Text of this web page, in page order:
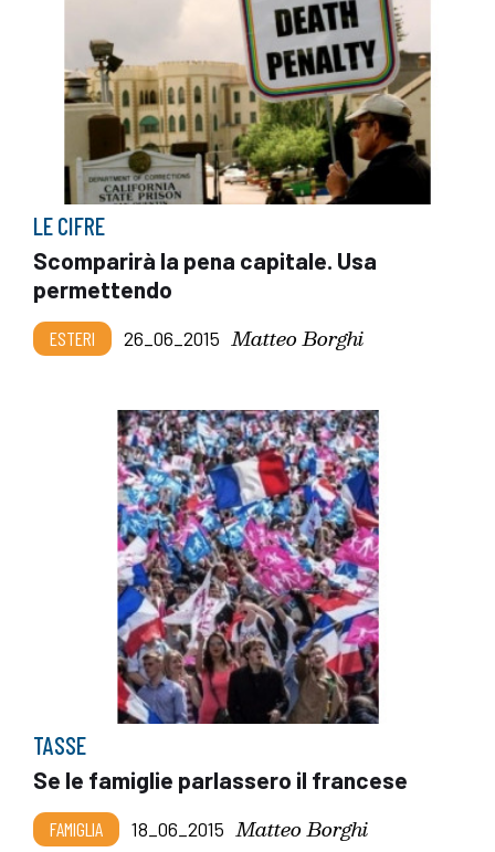
LE CIFRE
Scomparirà la pena capitale. Usa
permettendo
ESTERI 26_06_2015 Matteo Borghi
TASSE
Se le famiglie parlassero il francese
FAMIGLIA 18_06_2015 Matteo Borghi